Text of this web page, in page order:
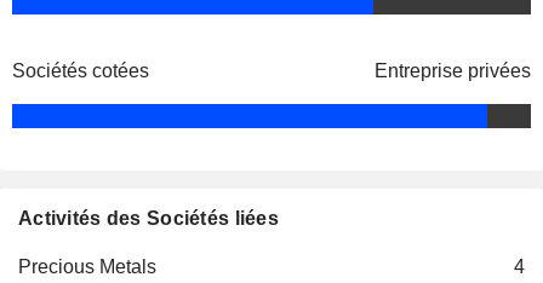
Sociétés cotées Entreprise privées
Activités des Sociétés liées
Precious Metals
4